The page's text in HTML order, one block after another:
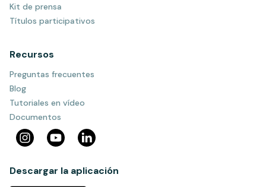
Kit de prensa
Títulos participativos
Recursos
Preguntas frecuentes
Blog
Tutoriales en vídeo
Documentos
Descargar la aplicación